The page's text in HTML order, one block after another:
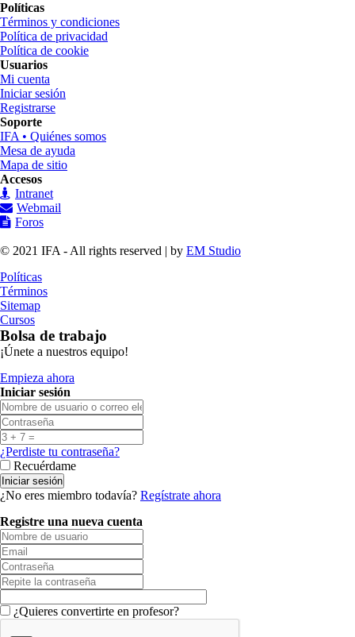
Políticas
Términos y condiciones
Política de privacidad
Política de cookie
Usuarios
Mi cuenta
Iniciar sesión
Registrarse
Soporte
IFA • Quiénes somos
Mesa de ayuda
Mapa de sitio
Accesos
Intranet
Webmail
Foros
© 2021 IFA - All rights reserved | by EM Studio
Políticas
Términos
Sitemap
Cursos
Bolsa de trabajo
¡Únete a nuestros equipo!
Empieza ahora
Iniciar sesión
¿Perdiste tu contraseña?
Recuérdame
¿No eres miembro todavía? Regístrate ahora
Registre una nueva cuenta
¿Quieres convertirte en profesor?